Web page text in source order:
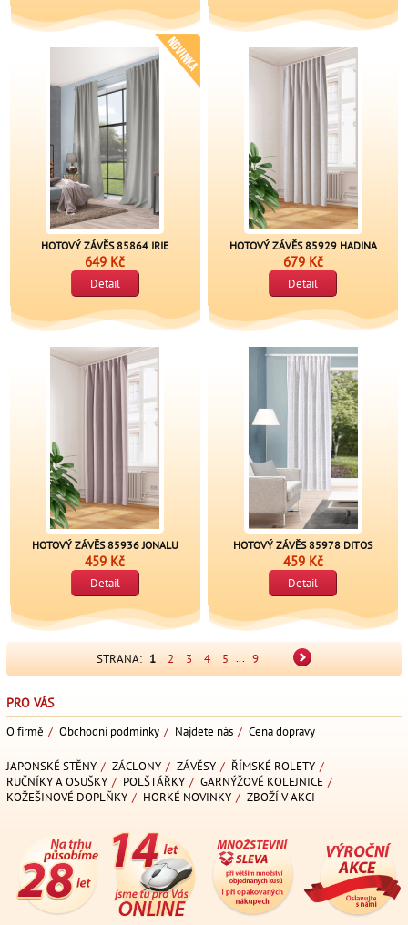
HOTOVÝ ZÁVĚS 85864 IRIE
649 Kč
Detail
HOTOVÝ ZÁVĚS 85929 HADINA
679 Kč
Detail
HOTOVÝ ZÁVĚS 85936 JONALU
459 Kč
Detail
HOTOVÝ ZÁVĚS 85978 DITOS
459 Kč
Detail
STRANA: 1 2 3 4 5 ... 9
PRO VÁS
O firmě / Obchodní podmínky / Najdete nás / Cena dopravy
JAPONSKÉ STĚNY / ZÁCLONY / ZÁVĚSY / ŘÍMSKÉ ROLETY /
RUČNÍKY A OSUŠKY / POLŠTÁŘKY / GARNÝŽOVÉ KOLEJNICE /
KOŽEŠINOVÉ DOPLŇKY / HORKÉ NOVINKY / ZBOŽÍ V AKCI